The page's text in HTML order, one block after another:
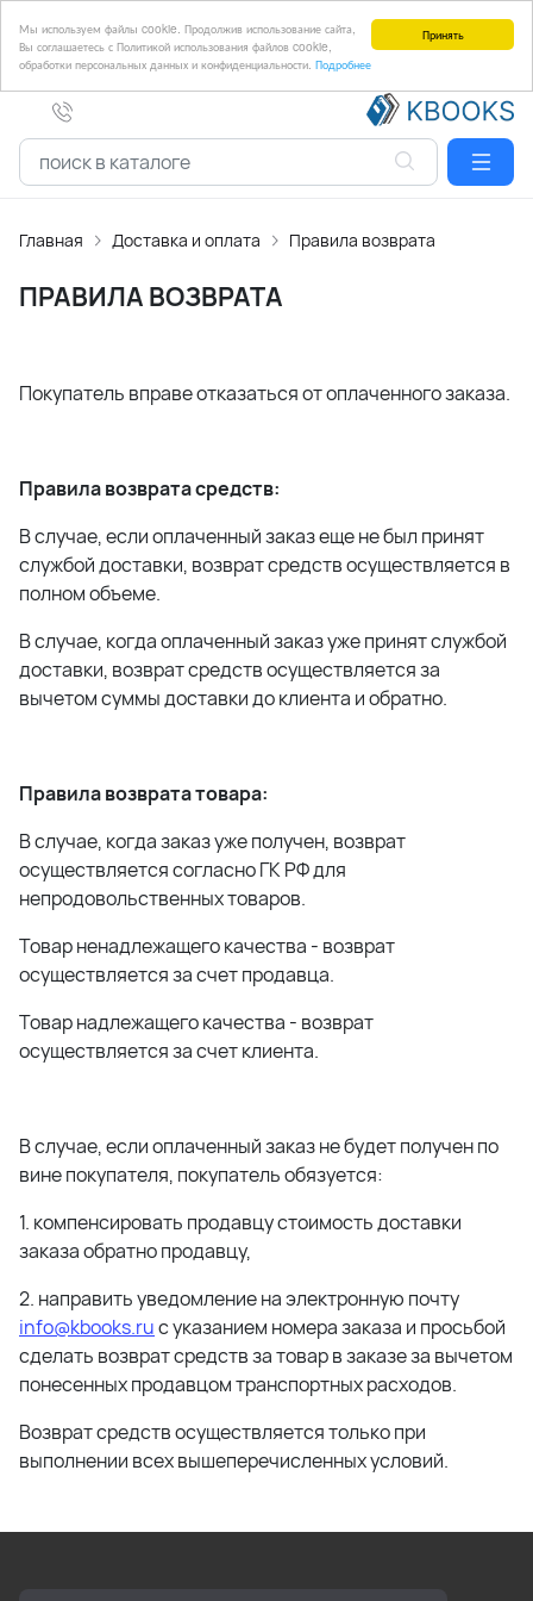
Принять
Мы используем файлы cookie. Продолжив использование сайта,
Вы соглашаетесь с Политикой использования файлов cookie,
обработки персональных данных и конфиденциальности. Подробнее
Главная Доставка и оплата Правила возврата
ПРАВИЛА ВОЗВРАТА
Покупатель вправе отказаться от оплаченного заказа.
Правила возврата средств:
В случае, если оплаченный заказ еще не был принят
службой доставки, возврат средств осуществляется в
полном объеме.
В случае, когда оплаченный заказ уже принят службой
доставки, возврат средств осуществляется за
вычетом суммы доставки до клиента и обратно.
Правила возврата товара:
В случае, когда заказ уже получен, возврат
осуществляется согласно ГК РФ для
непродовольственных товаров.
Товар ненадлежащего качества - возврат
осуществляется за счет продавца.
Товар надлежащего качества - возврат
осуществляется за счет клиента.
В случае, если оплаченный заказ не будет получен по
вине покупателя, покупатель обязуется:
1. компенсировать продавцу стоимость доставки
заказа обратно продавцу,
2. направить уведомление на электронную почту
info@kbooks.ruс указанием номера заказа и просьбой
сделать возврат средств за товар в заказе за вычетом
понесенных продавцом транспортных расходов.
Возврат средств осуществляется только при
выполнении всех вышеперечисленных условий.